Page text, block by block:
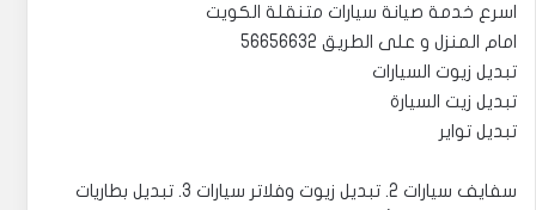
اسرع خدمة صيانة سيارات متنقلة الكويت
امام المنزل و على الطريق 56656632
تبديل زيوت السيارات
تبديل زيت السيارة
تبديل تواير
سفايف سيارات 2. تبديل زيوت وفلاتر سيارات 3. تبديل بطاريات